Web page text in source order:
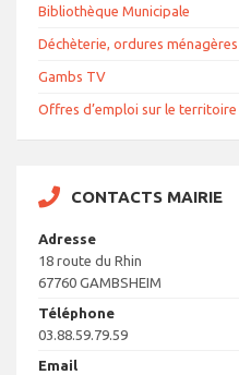
Bibliothèque Municipale
Déchèterie, ordures ménagères
Gambs TV
Offres d’emploi sur le territoire
CONTACTS MAIRIE
Adresse
18 route du Rhin
67760 GAMBSHEIM
Téléphone
03.88.59.79.59
Email